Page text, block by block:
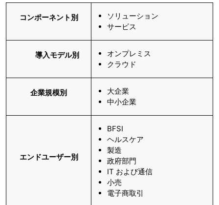
コンポーネント別
ソリューション
サービス
導入モデル別
オンプレミス
クラウド
企業規模別
大企業
中小企業
エンドユーザー別
BFSI
ヘルスケア
製造
政府部門
IT および通信
小売
電子商取引